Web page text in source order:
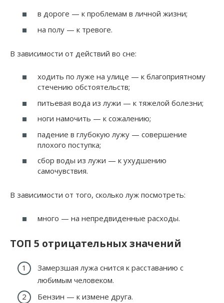
в дороге — к проблемам в личной жизни;
на полу — к тревоге.
В зависимости от действий во сне:
ходить по луже на улице — к благоприятному
стечению обстоятельств;
питьевая вода из лужи — к тяжелой болезни;
ноги намочить — к сожалению;
падение в глубокую лужу — совершение
плохого поступка;
сбор воды из лужи — к ухудшению
самочувствия.
В зависимости от того, сколько луж посмотреть:
много — на непредвиденные расходы.
ТОП 5 отрицательных значений
Замерзшая лужа снится к расставанию с
любимым человеком.
Бензин — к измене друга.